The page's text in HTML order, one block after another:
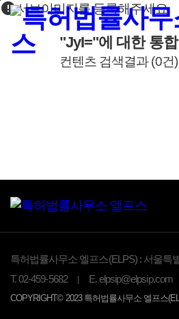
본문바로가기
error서브이미지를 등록해주세요.
"JyI="에 대한 통
컨텐츠 검색결과(0건)
특허법률사무소 엘프스(ELPS) : 서울특
T.02-459-5682 E.elpsip@elpsip.com
COPYRIGHT© 2023 특허법률사무소 엘프스